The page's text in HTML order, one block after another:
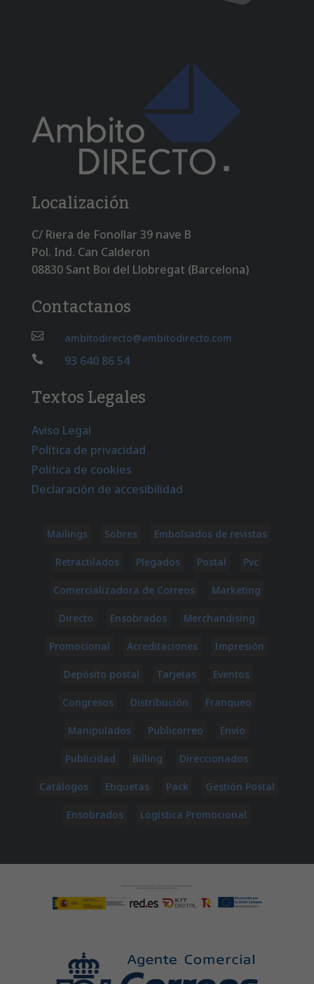
Localización
C/ Riera de Fonollar 39 nave B
Pol. Ind. Can Calderon
08830 Sant Boi del Llobregat (Barcelona)
Contactanos
 ambitodirecto@ambitodirecto.com
 93 640 86 54
Textos Legales
Aviso Legal
Política de privacidad
Política de cookies
Declaración de accesibilidad
Mailings Sobres Embolsados de revistas
Retractilados Plegados Postal Pvc
Comercializadora de Correos Marketing
Directo Ensobrados Merchandising
Promocional Acreditaciones Impresión
Depósito postal Tarjetas Eventos
Congresos Distribución Franqueo
Manipulados Publicorreo Envío
Publicidad Billing Direccionados
Catálogos Etiquetas Pack Gestión Postal
Ensobrados Logística Promocional